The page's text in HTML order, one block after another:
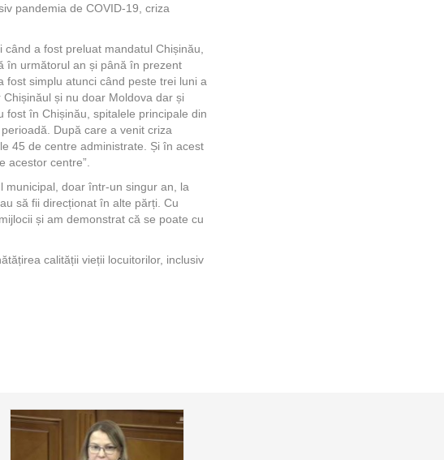
pandemia de COVID-19, criza
a fost preluat mandatul Chișinău,
în următorul an și până în prezent
simplu atunci când peste trei luni a
și nu doar Moldova dar și
în Chișinău, spitalele principale din
După care a venit criza
45 de centre administrate. Și în acest
centre”.
municipal, doar într-un singur an, la
să fii direcționat în alte părți. Cu
și am demonstrat că se poate cu
calității vieții locuitorilor, inclusiv